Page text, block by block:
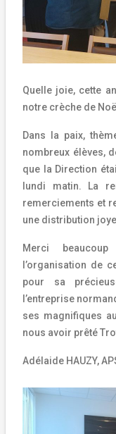
Quelle joie, cette
notre crèche de
Dans la paix,
nombreux élèves,
que la Direction
lundi matin. La
remerciements et
une distribution
Merci
l’organisation de
pour sa
l’entreprise
ses magnifiques
nous avoir prêté
Adélaide HAUZY,